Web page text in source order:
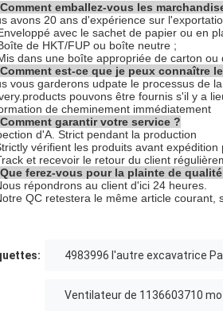
emballez-vous les
avons 20 ans d'expérience sur
avec le sachet de papier ou en
de HKT/FUP ou boîte neutre ;
dans une boîte appropriée de carton
est-ce que je peux connaître
vous garderons udpate le processus de
pouvons être fournis s'il y a
de cheminement immédiatement
garantir votre service ?
d'A. Strict pendant la production
vérifient les produits avant
et recevoir le retour du client
ferez-vous pour la plainte de
répondrons au client d'ici 24 heures.
QC retestera le même article
4983996 l'autre excavatrice
Ventilateur de 1136603710